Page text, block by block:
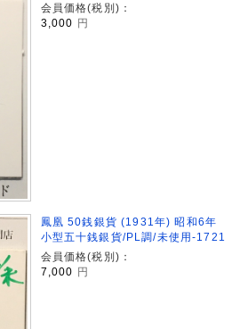
会員価格(税別)：
3,000 円
鳳凰 50銭銀貨 (1931年) 昭和6年
小型五十銭銀貨/PL調/未使用-1721
会員価格(税別)：
7,000 円